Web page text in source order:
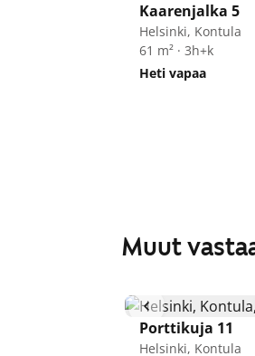
Kaarenjalka 5
Helsinki, Kontula
61 m² · 3h+k
Heti vapaa
Muut
Porttikuja 11
Helsinki, Kontula